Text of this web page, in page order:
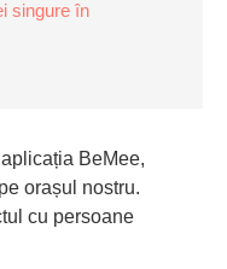
singure în
BeMee,
orașul nostru.
cu persoane